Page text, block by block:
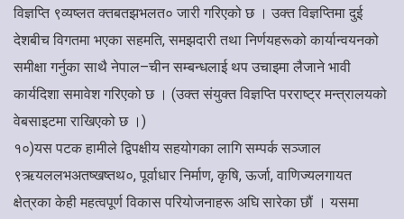
विज्ञप्ति ९व्यष्लत क्तबतझभलत० जारी गरिएको छ । उक्त विज्ञप्तिमा दुई
देशबीच विगतमा भएका सहमति, समझदारी तथा निर्णयहरूको कार्यान्वयनको
समीक्षा गर्नुका साथै नेपाल–चीन सम्बन्धलाई थप उचाइमा लैजाने भावी
कार्यदिशा समावेश गरिएको छ । (उक्त संयुक्त विज्ञप्ति परराष्ट्र मन्त्रालयको
वेबसाइटमा राखिएको छ ।)
१०)यस पटक हामीले द्विपक्षीय सहयोगका लागि सम्पर्क सञ्जाल
९ऋयललभअतष्खष्तथ०, पूर्वाधार निर्माण, कृषि, ऊर्जा, वाणिज्यलगायत
क्षेत्रका केही महत्वपूर्ण विकास परियोजनाहरू अघि सारेका छौं । यसमा